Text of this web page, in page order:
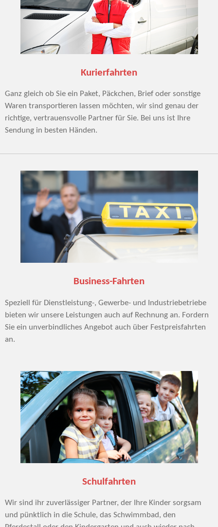
Kurierfahrten
Ganz gleich ob Sie ein Paket, Päckchen, Brief oder sonstige
Waren transportieren lassen möchten, wir sind genau der
richtige, vertrauensvolle Partner für Sie. Bei uns ist Ihre
Sendung in besten Händen.
Business-Fahrten
Speziell für Dienstleistung-, Gewerbe- und Industriebetriebe
bieten wir unsere Leistungen auch auf Rechnung an. Fordern
Sie ein unverbindliches Angebot auch über Festpreisfahrten
an.
Schulfahrten
Wir sind ihr zuverlässiger Partner, der Ihre Kinder sorgsam
und pünktlich in die Schule, das Schwimmbad, den